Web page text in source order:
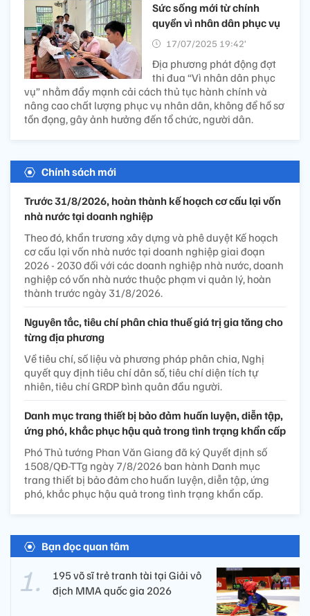
Sức sống mới từ chính
quyền vì nhân dân phục vụ
17/07/2025 19:42’
Địa phương phát động đợt
thi đua “Vì nhân dân phục
vụ” nhằm đẩy mạnh cải cách thủ tục hành chính và
nâng cao chất lượng phục vụ nhân dân, không để hồ sơ
tồn đọng, gây ảnh hưởng đến tổ chức, người dân.
Chính sách mới
Trước 31/8/2026, hoàn thành kế hoạch cơ cấu lại vốn
nhà nước tại doanh nghiệp
Theo đó, khẩn trương xây dựng và phê duyệt Kế hoạch
cơ cấu lại vốn nhà nước tại doanh nghiệp giai đoạn
2026 - 2030 đối với các doanh nghiệp nhà nước, doanh
nghiệp có vốn nhà nước thuộc phạm vi quản lý, hoàn
thành trước ngày 31/8/2026.
Nguyên tắc, tiêu chí phân chia thuế giá trị gia tăng cho
từng địa phương
Về tiêu chí, số liệu và phương pháp phân chia, Nghị
quyết quy định tiêu chí dân số, tiêu chí diện tích tự
nhiên, tiêu chí GRDP bình quân đầu người.
Danh mục trang thiết bị bảo đảm huấn luyện, diễn tập,
ứng phó, khắc phục hậu quả trong tình trạng khẩn cấp
Phó Thủ tướng Phan Văn Giang đã ký Quyết định số
1508/QĐ-TTg ngày 7/8/2026 ban hành Danh mục
trang thiết bị bảo đảm cho huấn luyện, diễn tập, ứng
phó, khắc phục hậu quả trong tình trạng khẩn cấp.
Bạn đọc quan tâm
195 võ sĩ trẻ tranh tài tại Giải vô
địch MMA quốc gia 2026